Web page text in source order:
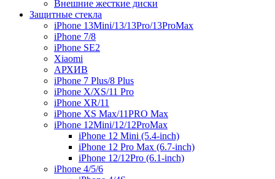
Внешние жесткие диски
Защитные стекла
iPhone 13Mini/13/13Pro/13ProMax
iPhone 7/8
iPhone SE2
Xiaomi
АРХИВ
iPhone 7 Plus/8 Plus
iPhone X/XS/11 Pro
iPhone XR/11
iPhone XS Max/11PRO Max
iPhone 12Mini/12/12ProMax
iPhone 12 Mini (5.4-inch)
iPhone 12 Pro Max (6.7-inch)
iPhone 12/12Pro (6.1-inch)
iPhone 4/5/6